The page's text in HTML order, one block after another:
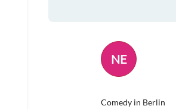
NE
Comedy in Berlin